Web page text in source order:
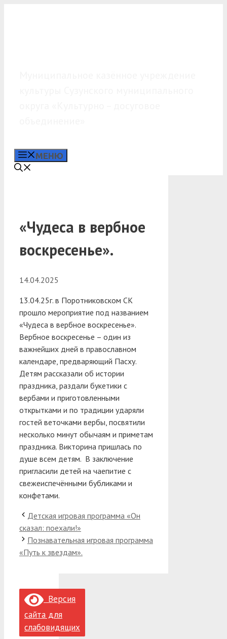
МЕНЮ
«Чудеса в вербное
воскресенье».
14.04.2025
13.04.25г. в Поротниковском СК
прошло мероприятие под названием
«Чудеса в вербное воскресенье».
Вербное воскресенье – один из
важнейших дней в православном
календаре, предваряющий Пасху.
Детям рассказали об истории
праздника, раздали букетики с
вербами и приготовленными
открытками и по традиции ударяли
гостей веточками вербы, посвятили
несколько минут обычаям и приметам
праздника. Викторина пришлась по
душе всем детям. В заключение
пригласили детей на чаепитие с
свежеиспечёнными бубликами и
конфетами.
Детская игровая программа «Он
сказал: поехали!»
Познавательная игровая программа
«Путь к звездам».
Версия
сайта для
слабовидящих